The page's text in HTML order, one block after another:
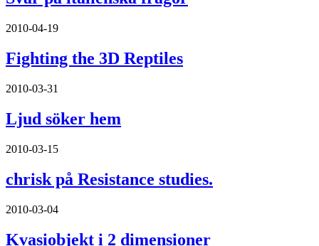
2010-04-19
Fighting the 3D Reptiles
2010-03-31
Ljud söker hem
2010-03-15
chrisk på Resistance studies.
2010-03-04
Kvasiobjekt i 2 dimensioner